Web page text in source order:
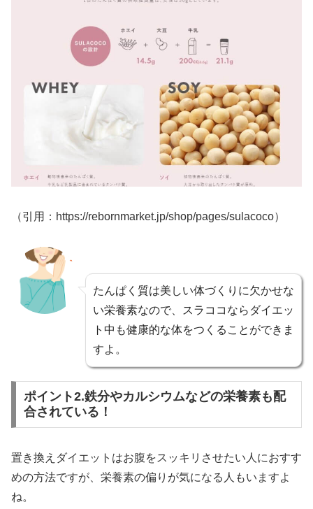
（引用：https://rebornmarket.jp/shop/pages/sulacoco）
たんぱく質は美しい体づくりに欠かせな
い栄養素なので、スラココならダイエッ
ト中も健康的な体をつくることができま
すよ。
ポイント2.鉄分やカルシウムなどの栄養素も配
合されている！
置き換えダイエットはお腹をスッキリさせたい人におすす
めの方法ですが、栄養素の偏りが気になる人もいますよ
ね。